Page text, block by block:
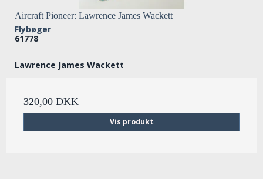
Aircraft Pioneer: Lawrence James Wackett
Flybøger
61778
Lawrence James Wackett
320,00 DKK
Vis produkt